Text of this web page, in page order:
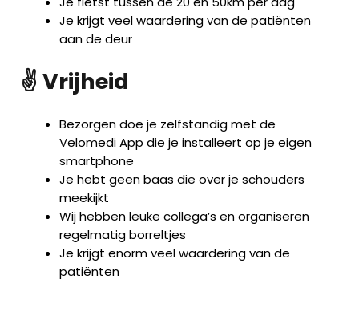
Je krijgt veel waardering van de patiënten
aan de deur
✌️ Vrijheid
Bezorgen doe je zelfstandig met de
Velomedi App die je installeert op je eigen
smartphone
Je hebt geen baas die over je schouders
meekijkt
Wij hebben leuke collega’s en organiseren
regelmatig borreltjes
Je krijgt enorm veel waardering van de
patiënten